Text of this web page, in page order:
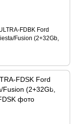
FDBK Ford
Fusion (2+32Gb,